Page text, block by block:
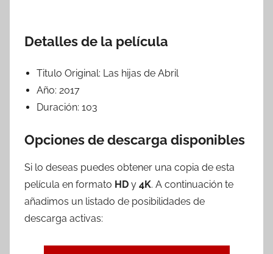
Detalles de la película
Titulo Original: Las hijas de Abril
Año: 2017
Duración: 103
Opciones de descarga disponibles
Si lo deseas puedes obtener una copia de esta
película en formato HD y 4K. A continuación te
añadimos un listado de posibilidades de
descarga activas: